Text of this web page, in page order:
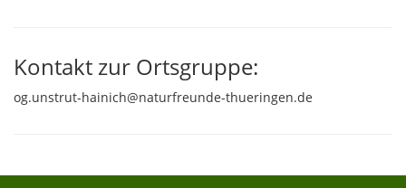
Kontakt zur Ortsgruppe:
og.unstrut-hainich@naturfreunde-thueringen.de